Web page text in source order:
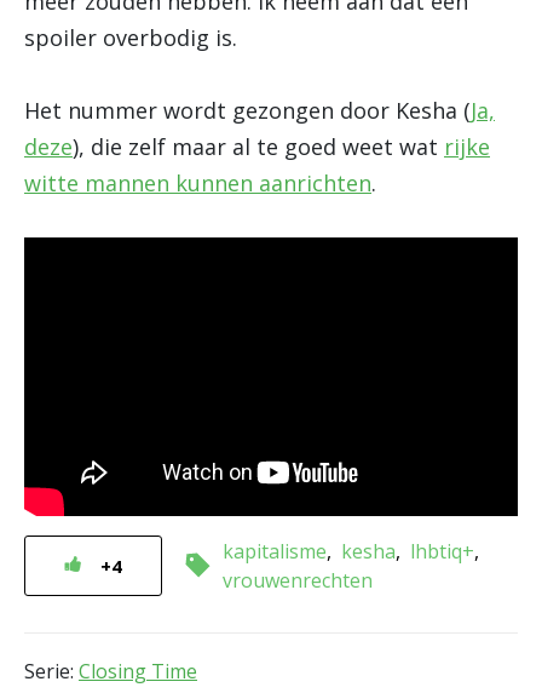
spoiler overbodig is.
Het nummer wordt gezongen door Kesha (Ja,
deze), die zelf maar al te goed weet wat rijke
witte mannen kunnen aanrichten.
+4
kapitalisme kesha
lhbtiq+
vrouwenrechten
Serie: Closing Time